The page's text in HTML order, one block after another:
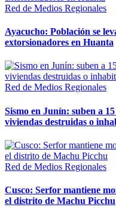
Red de Medios Regionales
Ayacucho: Población se
extorsionadores en Huanta
Red de Medios Regionales
Sismo en Junín: suben a
viviendas destruidas o
Red de Medios Regionales
Cusco: Serfor mantiene
el distrito de Machu Picchu